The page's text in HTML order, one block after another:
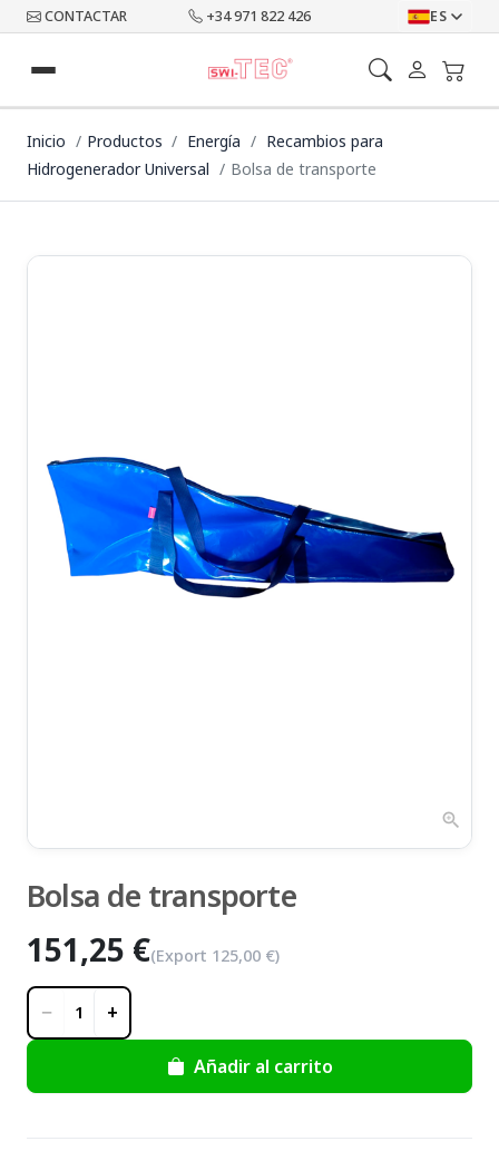
CONTACTAR +34 971 822 426 ES
Inicio Productos Energía
Recambios para
Hidrogenerador Universal
Bolsa de transporte
zoom_in
Bolsa de transporte
151,25 €(Export 125,00 €)
− 1 +
Añadir al carrito